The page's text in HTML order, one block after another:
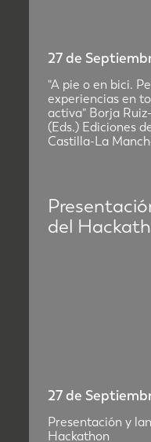
27 de
"A pie o en bici.
experiencias en
activa" Borja
(Eds.) Ediciones
Castilla-La
del
27 de
Presentación y
Hackathon